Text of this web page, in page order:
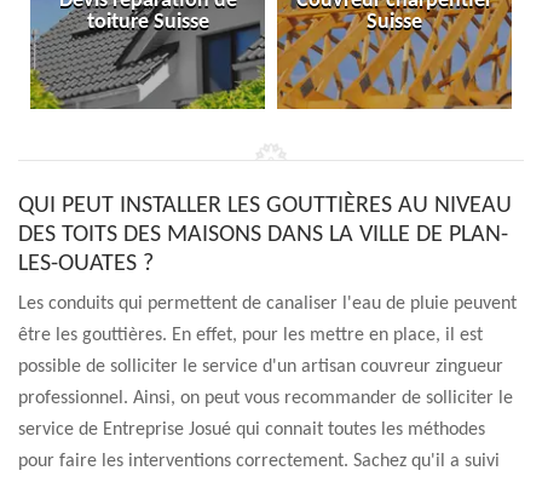
toiture Suisse
Suisse
QUI PEUT INSTALLER LES GOUTTIÈRES AU NIVEAU
DES TOITS DES MAISONS DANS LA VILLE DE PLAN-
LES-OUATES ?
Les conduits qui permettent de canaliser l'eau de pluie peuvent
être les gouttières. En effet, pour les mettre en place, il est
possible de solliciter le service d'un artisan couvreur zingueur
professionnel. Ainsi, on peut vous recommander de solliciter le
service de Entreprise Josué qui connait toutes les méthodes
pour faire les interventions correctement. Sachez qu'il a suivi